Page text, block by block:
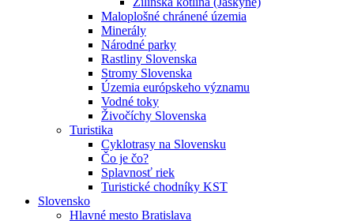
Maloplošné chránené územia
Minerály
Národné parky
Rastliny Slovenska
Stromy Slovenska
Územia európskeho významu
Vodné toky
Živočíchy Slovenska
Turistika
Cyklotrasy na Slovensku
Čo je čo?
Splavnosť riek
Turistické chodníky KST
Slovensko
Hlavné mesto Bratislava